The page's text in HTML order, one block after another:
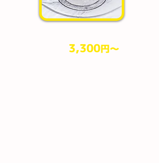
3,300円​～（税込）